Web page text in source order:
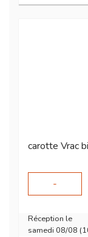
carotte Vrac
-
Réception le
samedi 08/08